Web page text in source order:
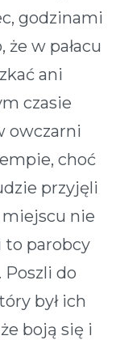
godzinami
że w pałacu
ani
czasie
owczarni
choć
przyjęli
miejscu nie
to parobcy
do
był ich
boją się i